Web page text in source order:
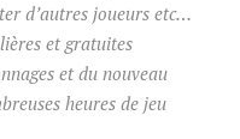
d’autres joueurs etc…
et gratuites
et du nouveau
heures de jeu